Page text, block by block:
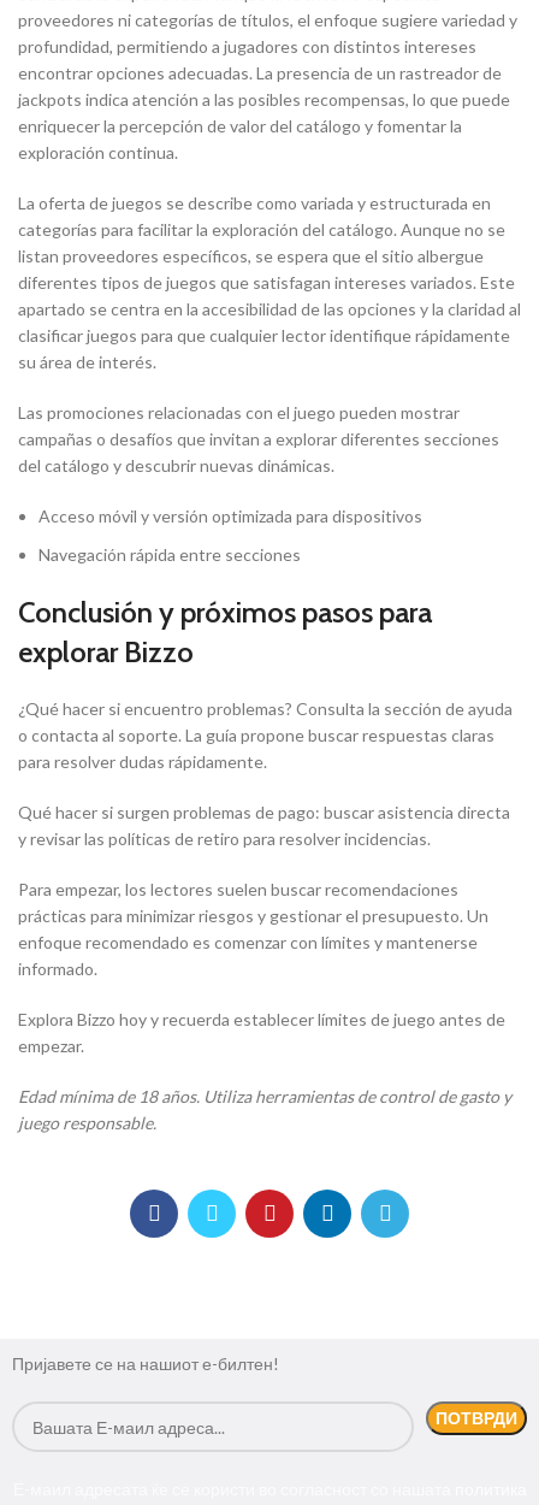
proveedores ni categorías de títulos, el enfoque sugiere variedad y
profundidad, permitiendo a jugadores con distintos intereses
encontrar opciones adecuadas. La presencia de un rastreador de
jackpots indica atención a las posibles recompensas, lo que puede
enriquecer la percepción de valor del catálogo y fomentar la
exploración continua.
La oferta de juegos se describe como variada y estructurada en
categorías para facilitar la exploración del catálogo. Aunque no se
listan proveedores específicos, se espera que el sitio albergue
diferentes tipos de juegos que satisfagan intereses variados. Este
apartado se centra en la accesibilidad de las opciones y la claridad al
clasificar juegos para que cualquier lector identifique rápidamente
su área de interés.
Las promociones relacionadas con el juego pueden mostrar
campañas o desafíos que invitan a explorar diferentes secciones
del catálogo y descubrir nuevas dinámicas.
Acceso móvil y versión optimizada para dispositivos
Navegación rápida entre secciones
Conclusión y próximos pasos para
explorar Bizzo
¿Qué hacer si encuentro problemas? Consulta la sección de ayuda
o contacta al soporte. La guía propone buscar respuestas claras
para resolver dudas rápidamente.
Qué hacer si surgen problemas de pago: buscar asistencia directa
y revisar las políticas de retiro para resolver incidencias.
Para empezar, los lectores suelen buscar recomendaciones
prácticas para minimizar riesgos y gestionar el presupuesto. Un
enfoque recomendado es comenzar con límites y mantenerse
informado.
Explora Bizzo hoy y recuerda establecer límites de juego antes de
empezar.
Edad mínima de 18 años. Utiliza herramientas de control de gasto y
juego responsable.
Пријавете се на нашиот е-билтен!